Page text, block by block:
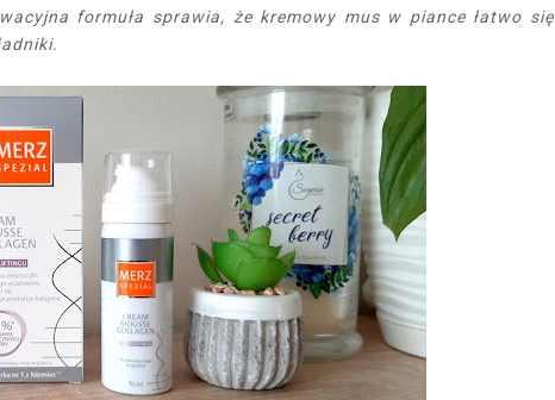
formuła sprawia, że kremowy mus w piance łatwo się